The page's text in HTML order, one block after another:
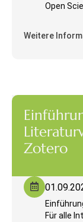
Open
Weitere
Zotero
Für alle